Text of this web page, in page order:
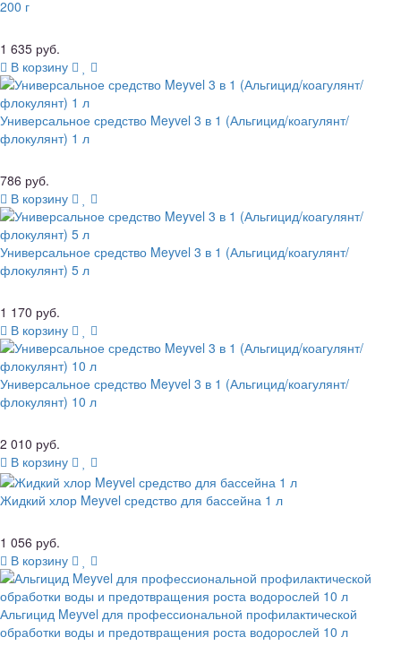
200 г
1 635 руб.
В корзину
Универсальное средство Meyvel 3 в 1 (Альгицид/коагулянт/
флокулянт) 1 л
786 руб.
В корзину
Универсальное средство Meyvel 3 в 1 (Альгицид/коагулянт/
флокулянт) 5 л
1 170 руб.
В корзину
Универсальное средство Meyvel 3 в 1 (Альгицид/коагулянт/
флокулянт) 10 л
2 010 руб.
В корзину
Жидкий хлор Meyvel средство для бассейна 1 л
1 056 руб.
В корзину
Альгицид Meyvel для профессиональной профилактической
обработки воды и предотвращения роста водорослей 10 л